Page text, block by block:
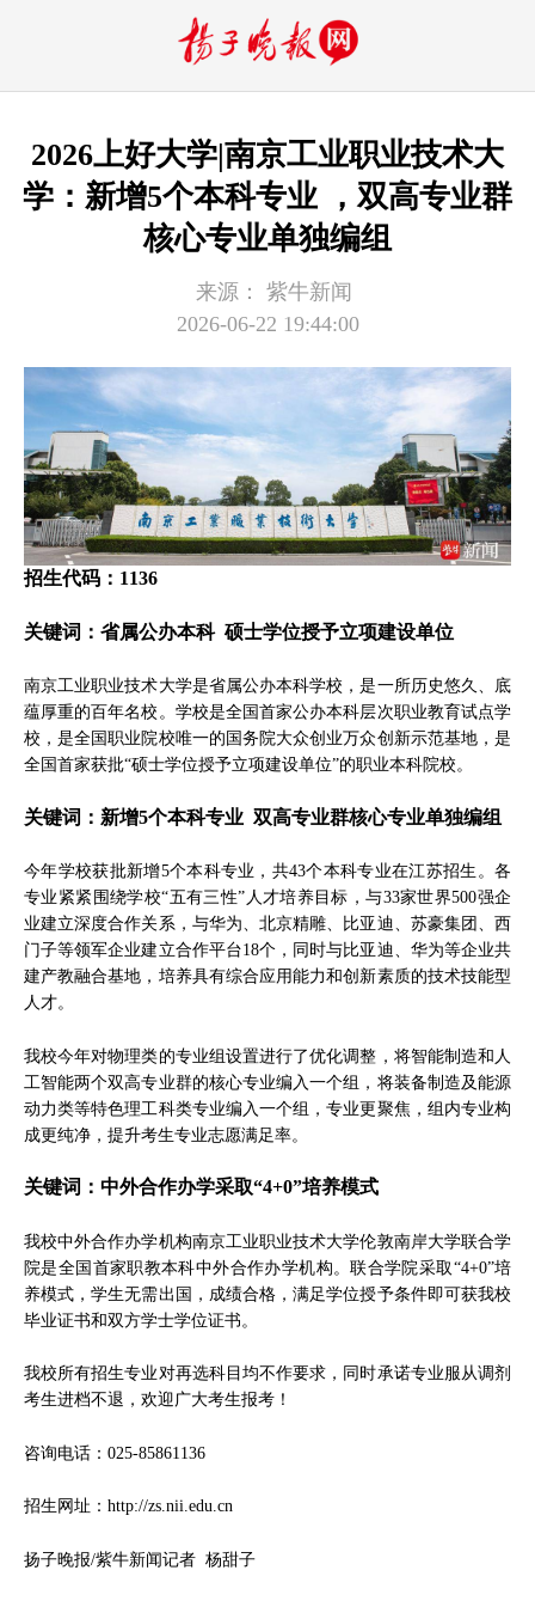
2026上好大学|南京工业职业技术大
学：新增5个本科专业 ，双高专业群
核心专业单独编组
来源：
紫牛新闻
2026-06-22 19:44:00
招生代码：1136
关键词：省属公办本科 硕士学位授予立项建设单位
南京工业职业技术大学是省属公办本科学校，是一所历史悠久、底
蕴厚重的百年名校。学校是全国首家公办本科层次职业教育试点学
校，是全国职业院校唯一的国务院大众创业万众创新示范基地，是
全国首家获批“硕士学位授予立项建设单位”的职业本科院校。
关键词：新增5个本科专业 双高专业群核心专业单独编组
今年学校获批新增5个本科专业，共43个本科专业在江苏招生。各
专业紧紧围绕学校“五有三性”人才培养目标，与33家世界500强企
业建立深度合作关系，与华为、北京精雕、比亚迪、苏豪集团、西
门子等领军企业建立合作平台18个，同时与比亚迪、华为等企业共
建产教融合基地，培养具有综合应用能力和创新素质的技术技能型
人才。
我校今年对物理类的专业组设置进行了优化调整，将智能制造和人
工智能两个双高专业群的核心专业编入一个组，将装备制造及能源
动力类等特色理工科类专业编入一个组，专业更聚焦，组内专业构
成更纯净，提升考生专业志愿满足率。
关键词：中外合作办学采取“4+0”培养模式
我校中外合作办学机构南京工业职业技术大学伦敦南岸大学联合学
院是全国首家职教本科中外合作办学机构。联合学院采取“4+0”培
养模式，学生无需出国，成绩合格，满足学位授予条件即可获我校
毕业证书和双方学士学位证书。
我校所有招生专业对再选科目均不作要求，同时承诺专业服从调剂
考生进档不退，欢迎广大考生报考！
咨询电话：025-85861136
招生网址： http://zs.nii.edu.cn
扬子晚报/紫牛新闻记者 杨甜子